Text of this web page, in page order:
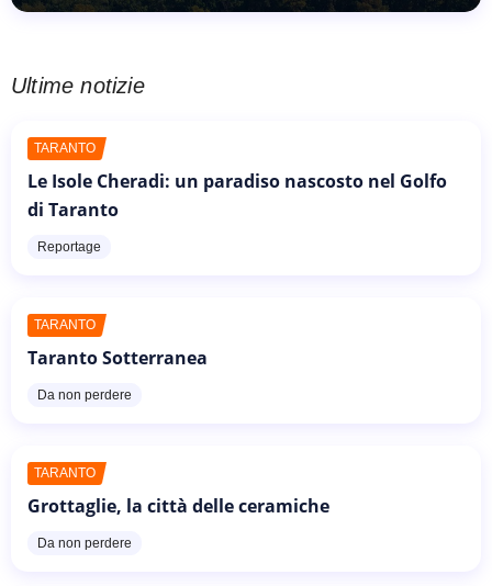
Ultime notizie
TARANTO
Le Isole Cheradi: un paradiso nascosto nel Golfo
di Taranto
Reportage
TARANTO
Taranto Sotterranea
Da non perdere
TARANTO
Grottaglie, la città delle ceramiche
Da non perdere